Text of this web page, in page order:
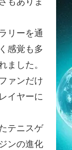
リーを通
感覚も多
ました。
ァンだけ
イヤーに
テニスゲ
ンの進化